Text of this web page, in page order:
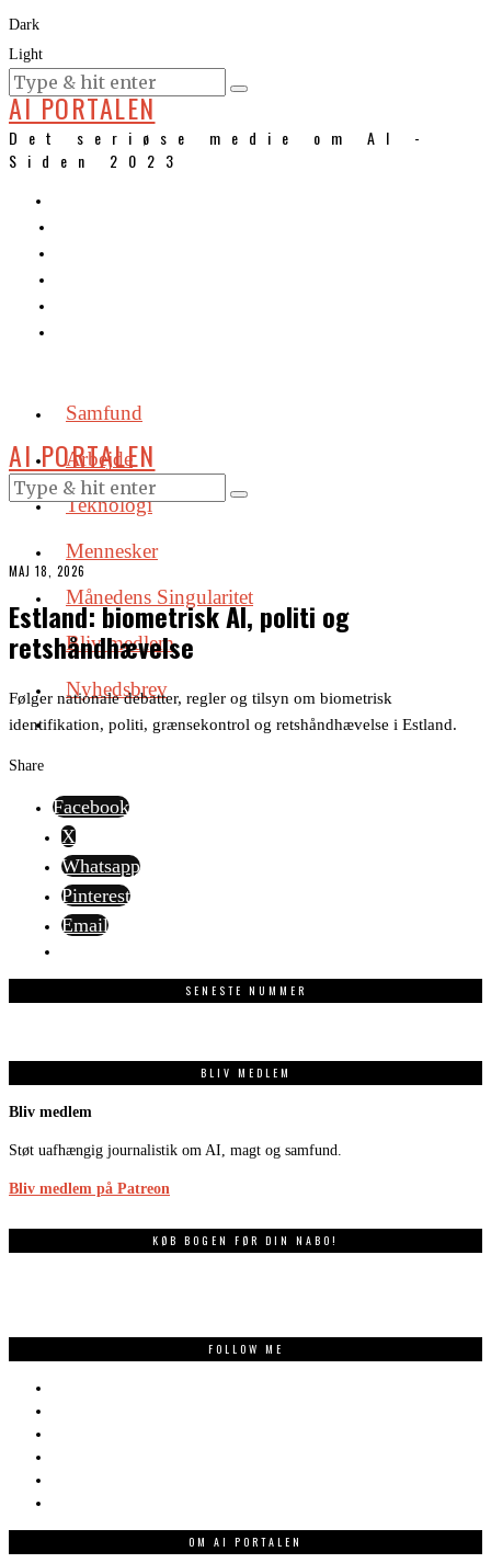
Dark
Light
KURSER
AI PORTALEN
Det seriøse medie om AI -
Siden 2023
Samfund
Arbejde
Teknologi
Mennesker
Månedens Singularitet
Bliv medlem
Nyhedsbrev
AI PORTALEN
MAJ 18, 2026
Estland: biometrisk AI, politi og
retshåndhævelse
Følger nationale debatter, regler og tilsyn om biometrisk
identifikation, politi, grænsekontrol og retshåndhævelse i Estland.
Share
Facebook
X
Whatsapp
Pinterest
Email
SENESTE NUMMER
BLIV MEDLEM
Bliv medlem
Støt uafhængig journalistik om AI, magt og samfund.
Bliv medlem på Patreon
KØB BOGEN FØR DIN NABO!
FOLLOW ME
OM AI PORTALEN